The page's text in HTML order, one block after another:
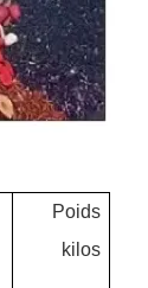
Poids
kilos